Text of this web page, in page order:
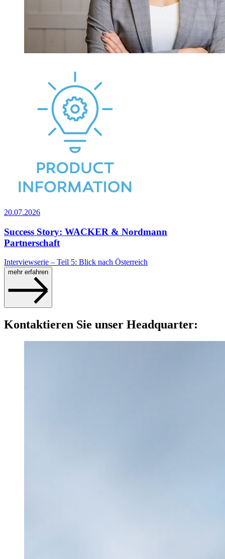
20.07.2026
Success Story: WACKER & Nordmann
Partnerschaft
Interviewserie – Teil 5: Blick nach Österreich
mehr erfahren
Kontaktieren Sie unser Headquarter: